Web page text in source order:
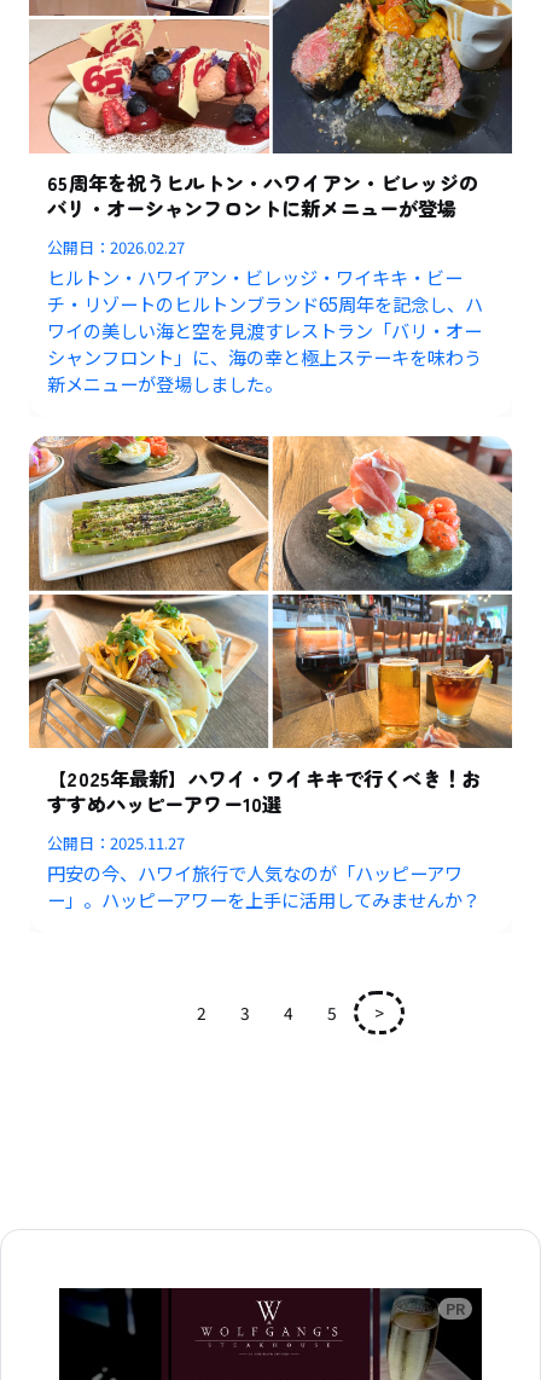
65周年を祝うヒルトン・ハワイアン・ビレッジの
バリ・オーシャンフロントに新メニューが登場
公開日：2026.02.27
ヒルトン・ハワイアン・ビレッジ・ワイキキ・ビー
チ・リゾートのヒルトンブランド65周年を記念し、ハ
ワイの美しい海と空を見渡すレストラン「バリ・オー
シャンフロント」に、海の幸と極上ステーキを味わう
新メニューが登場しました。
【2025年最新】ハワイ・ワイキキで行くべき！お
すすめハッピーアワー10選
公開日：2025.11.27
円安の今、ハワイ旅行で人気なのが「ハッピーアワ
ー」。ハッピーアワーを上手に活用してみませんか？
2 3 4 5 >
広告